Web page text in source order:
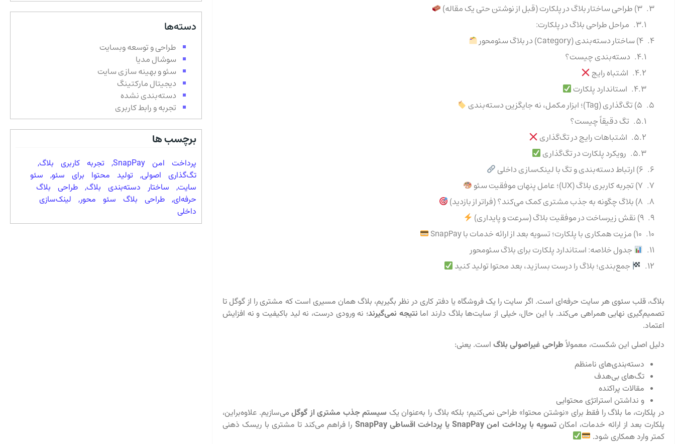
۳) طراحی ساختار بلاگ در پلکارت (قبل از نوشتن حتی یک مقاله)
مراحل طراحی بلاگ در پلکارت:
۴) ساختار دسته‌بندی (Category) در بلاگ سئو‌محور
دسته‌بندی چیست؟
اشتباه رایج
استاندارد پلکارت
۵) تگ‌گذاری (Tag)؛ ابزار مکمل، نه جایگزین دسته‌بندی
تگ دقیقاً چیست؟
اشتباهات رایج در تگ‌گذاری
رویکرد پلکارت در تگ‌گذاری
۶) ارتباط دسته‌بندی و تگ با لینک‌سازی داخلی
۷) تجربه کاربری بلاگ (UX)؛ عامل پنهان موفقیت سئو
۸) بلاگ چگونه به جذب مشتری کمک می‌کند؟ (فراتر از بازدید)
۹) نقش زیرساخت در موفقیت بلاگ (سرعت و پایداری)
۱۰) مزیت همکاری با پلکارت؛ تسویه بعد از ارائه خدمات با SnapPay
جدول خلاصه: استاندارد پلکارت برای بلاگ سئو‌محور
جمع‌بندی؛ بلاگ را درست بسازید، بعد محتوا تولید کنید
بلاگ، قلب سئوی هر سایت حرفه‌ای است. اگر سایت را یک فروشگاه یا دفتر کاری در نظر بگیریم، بلاگ همان مسیری است که مشتری را از گوگل تا
تصمیم‌گیری نهایی همراهی می‌کند. با این حال، خیلی از سایت‌ها بلاگ دارند اما نتیجه نمی‌گیرند؛ نه ورودی درست، نه لید باکیفیت و نه افزایش
اعتماد.
دلیل اصلی این شکست، معمولاًطراحی غیراصولی بلاگ است. یعنی:
دسته‌بندی‌های نامنظم
تگ‌های بی‌هدف
مقالات پراکنده
و نداشتن استراتژی محتوایی
در پلکارت، ما بلاگ را فقط برای «نوشتن محتوا» طراحی نمی‌کنیم؛ بلکه بلاگ را به‌عنوان یک سیستم جذب مشتری از گوگلمی‌سازیم. علاوه‌براین،
پلکارت بعد از ارائه خدمات، امکانتسویه با پرداخت امن SnapPay یا پرداخت اقساطی SnapPay
را فراهم می‌کند تا مشتری با ریسک ذهنی
کمتر وارد همکاری شود.
دسته‌ها
طراحی و توسعه وبسایت
سوشال مدیا
سئو و بهینه سازی سایت
دیجیتال مارکتینگ
دسته‌بندی نشده
تجربه و رابط کاربری
برچسب ها
پرداخت امن SnapPay , تجربه کاربری بلاگ,
تگ‌گذاری اصولی, تولید محتوا برای سئو, سئو
سایت, ساختار دسته‌بندی بلاگ, طراحی بلاگ
حرفه‌ای, طراحی بلاگ سئو محور, لینک‌سازی
داخلی